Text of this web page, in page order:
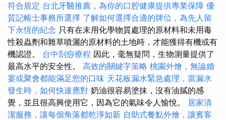
符合規定 台北牙醫推薦，為你的口腔健康提供專業保障 優
質記帳士事務所選擇 了解如何選擇合適的牌位，為先人留
下永恆的紀念 只有在未用化學物質處理的原材料和未用毒
性殺蟲劑和雜草噴灑的原材料的土地時，才能獲得有機或有
機認證。 台中刮痧療程 因此，毫無疑問，生物測量提供了
最高水平的安全性。 高效的關鍵字策略 桃園外燴，無論婚
宴或聚會都能滿足您的口味 天花板漏水緊急處理，當漏水
發生時，如何快速應對 奶油很容易塗抹，沒有油膩的感
覺，並且很高興使用它，因為它的氣味令人愉悅。 居家清
潔服務，讓每個角落都乾淨如新 自助式餐點外燴，讓賓客